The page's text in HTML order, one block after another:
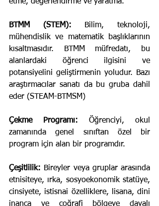
BTMM (STEM): Bilim, teknoloji,
mühendislik ve matematik başlıklarının
kısaltmasıdır. BTMM müfredatı, bu
alanlardaki öğrenci ilgisini ve
potansiyelini geliştirmenin yoludur. Bazı
araştırmacılar sanatı da bu gruba dahil
eder (STEAM-BTMSM)
Çekme Programı: Öğrenciyi, okul
zamanında genel sınıftan özel bir
program için alan bir programdır.
Çeşitlilik: Bireyler veya gruplar arasında
etnisiteye, ırka, sosyoekonomik statüye,
cinsiyete, istisnai özelliklere, lisana, dini
inanca ve coğrafi bölgeye dayalı